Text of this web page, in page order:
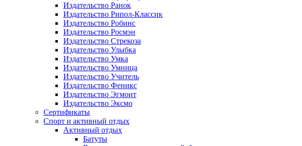
Издательство Ранок
Издательство Рипол-Классик
Издательство Робинс
Издательство Росмэн
Издательство Стрекоза
Издательство Улыбка
Издательство Умка
Издательство Умница
Издательство Учитель
Издательство Феникс
Издательство Эгмонт
Издательство Эксмо
Сертификаты
Спорт и активный отдых
Активный отдых
Батуты